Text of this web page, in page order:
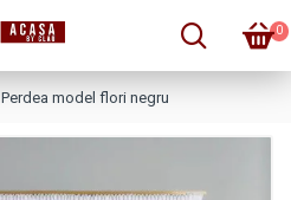
0
Perdea model flori negru